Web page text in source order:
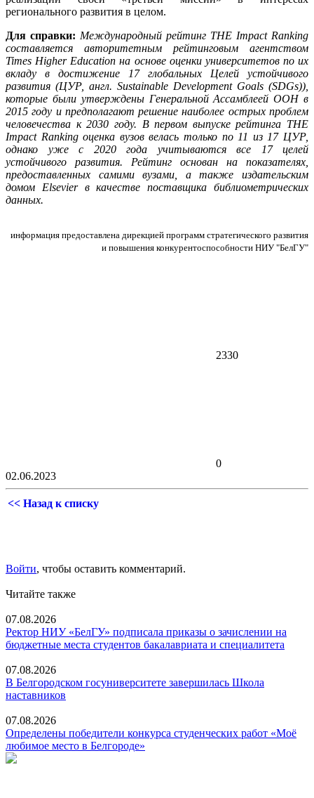
регионального развития в целом.
Для справки: Международный рейтинг THE Impact Ranking
составляется авторитетным рейтинговым агентством
Times Higher Education на основе оценки университетов по их
вкладу в достижение 17 глобальных Целей устойчивого
развития (ЦУР, англ. Sustainable Development Goals (SDGs)),
которые были утверждены Генеральной Ассамблеей ООН в
2015 году и предполагают решение наиболее острых проблем
человечества к 2030 году. В первом выпуске рейтинга THE
Impact Ranking оценка вузов велась только по 11 из 17 ЦУР,
однако уже с 2020 года учитываются все 17 целей
устойчивого развития. Рейтинг основан на показателях,
предоставленных самими вузами, а также издательским
домом Elsevier в качестве поставщика библиометрических
данных.
информация предоставлена дирекцией программ стратегического развития
и повышения конкурентоспособности НИУ "БелГУ"
2330
0
02.06.2023
<< Назад к списку
Войти, чтобы оставить комментарий.
Читайте также
07.08.2026
Ректор НИУ «БелГУ» подписала приказы о зачислении на
бюджетные места студентов бакалавриата и специалитета
07.08.2026
В Белгородском госуниверситете завершилась Школа
наставников
07.08.2026
Определены победители конкурса студенческих работ «Моё
любимое место в Белгороде»